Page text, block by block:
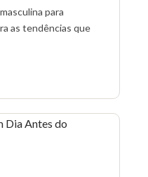
para
as tendências que